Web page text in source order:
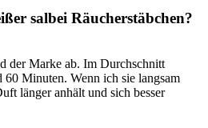
salbei Räucherstäbchen?
der Marke ⁢ab. Im Durchschnitt
60 Minuten.‍ Wenn ich sie​ langsam
länger anhält und⁤ sich besser⁢